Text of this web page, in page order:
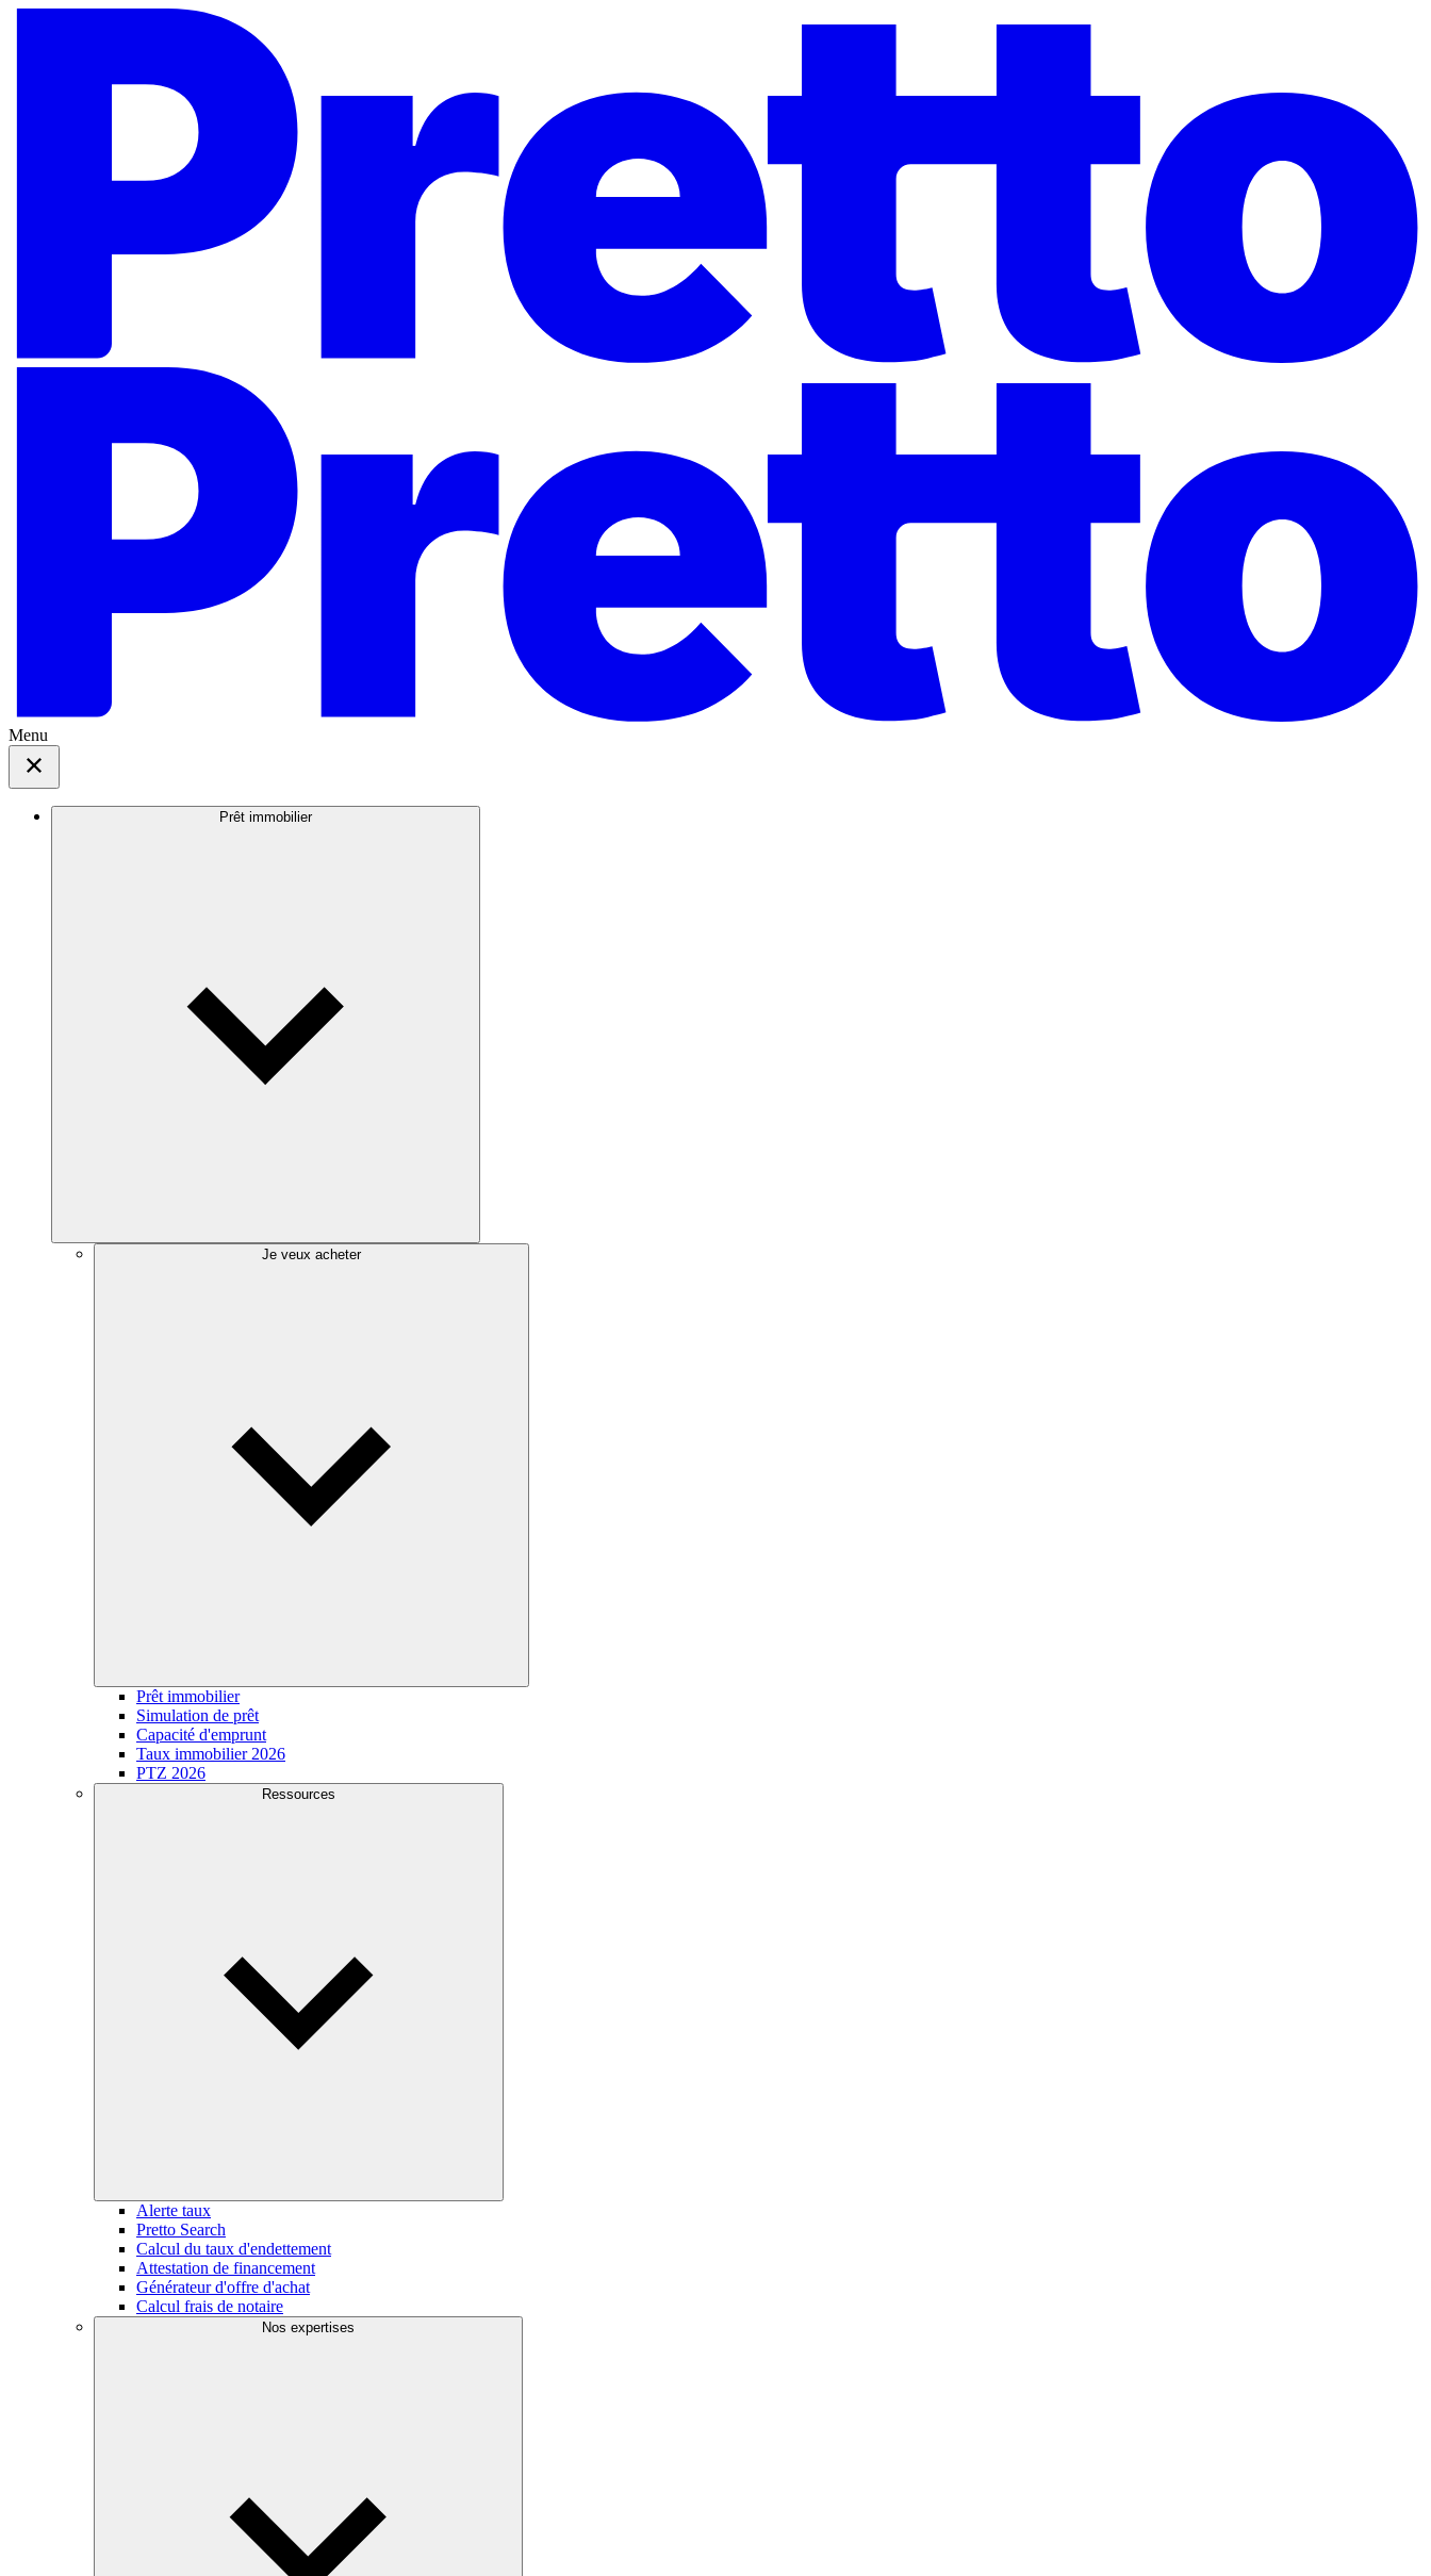
Menu
Prêt immobilier
Je veux acheter
Prêt immobilier
Simulation de prêt
Capacité d'emprunt
Taux immobilier 2026
PTZ 2026
Ressources
Alerte taux
Pretto Search
Calcul du taux d'endettement
Attestation de financement
Générateur d'offre d'achat
Calcul frais de notaire
Nos expertises